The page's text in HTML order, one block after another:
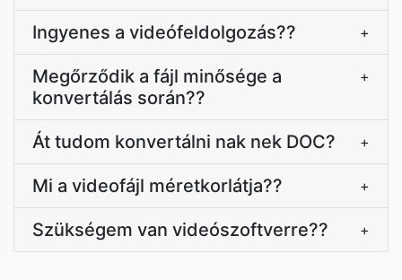
Ingyenes a videófeldolgozás?? +
Megőrződik a fájl minősége a
konvertálás során??
+
Át tudom konvertálni nak nek DOC? +
Mi a videofájl méretkorlátja?? +
Szükségem van videószoftverre?? +